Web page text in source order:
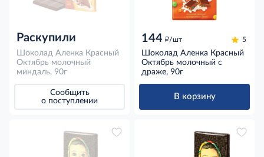
Раскупили
Шоколад Аленка Красный
Октябрь молочный
миндаль, 90г
Сообщить
о поступлении
144 д/шт 5
Шоколад Аленка Красный
Октябрь молочный с
драже, 90г
В корзину